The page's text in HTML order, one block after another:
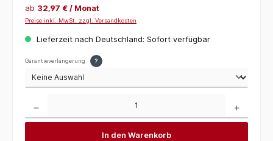
ab 32,97 € / Monat
Preise inkl. MwSt. zzgl. Versandkosten
Lieferzeit nach Deutschland: Sofort verfügbar
Garantieverlängerung ?
In den Warenkorb